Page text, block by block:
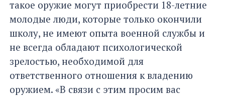
такое оружие могут приобрести 18-летние
молодые люди, которые только окончили
школу, не имеют опыта военной службы и
не всегда обладают психологической
зрелостью, необходимой для
ответственного отношения к владению
оружием. «В связи с этим просим вас